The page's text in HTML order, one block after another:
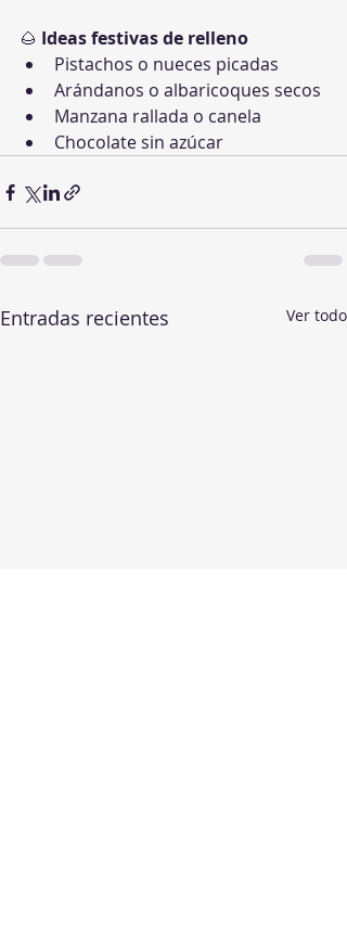
🌰 Ideas festivas de relleno
Pistachos o nueces picadas
Arándanos o albaricoques secos
Manzana rallada o canela
Chocolate sin azúcar
Entradas recientes Ver todo